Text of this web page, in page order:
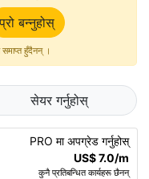
प्रो बन्नुहोस्
हुँदैनन् ।
सेयर गर्नुहोस्
PRO मा अपग्रेड गर्नुहोस्
US$ 7.0/m
कुनै प्रतिबन्धित कार्यहरू छैनन्